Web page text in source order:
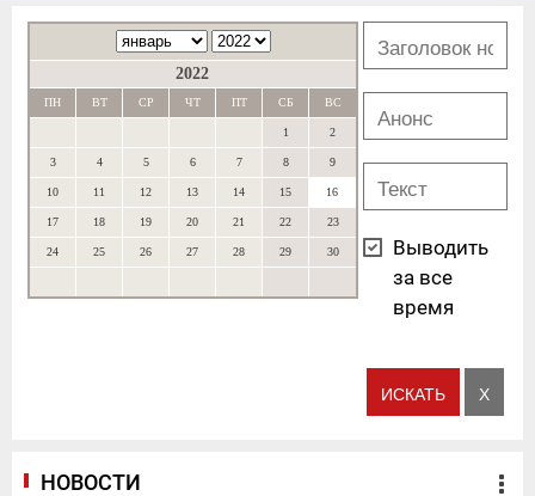
2022
ПН ВТ СР ЧТ ПТ СБ ВС
1 2
3 4 5 6 7 8 9
10 11 12 13 14 15 16
17 18 19 20 21 22 23
24 25 26 27 28 29 30
Выводить
за все
время
НОВОСТИ